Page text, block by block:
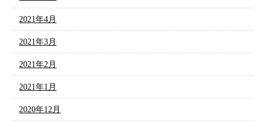
2021年4月
2021年3月
2021年2月
2021年1月
2020年12月